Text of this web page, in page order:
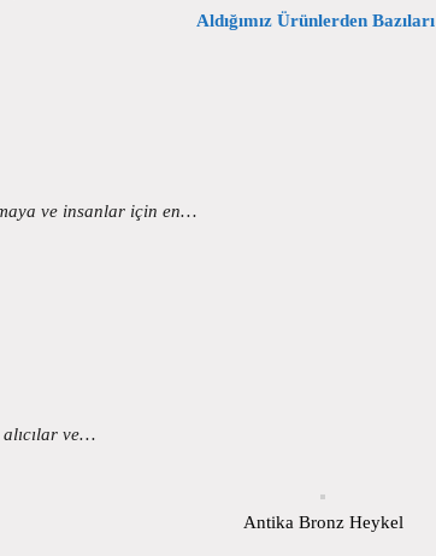
ve insanlar için en…
ve…
Aldığımız Ürünlerden Bazıları
Antika Bronz Heykel